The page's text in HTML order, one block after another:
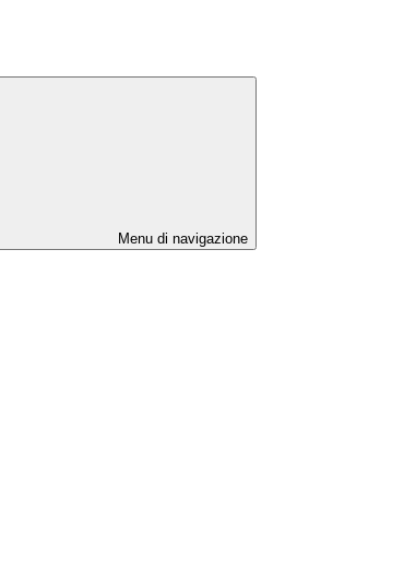
Menu di navigazione